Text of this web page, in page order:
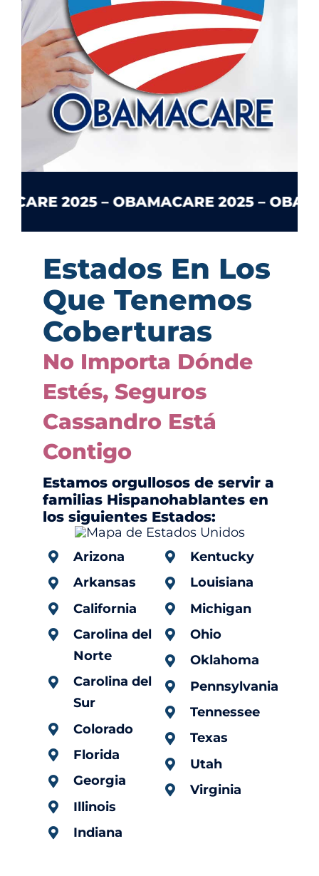
2025 – OBAMACARE 2025 –
Estados En Los
Que Tenemos
Coberturas
No Importa Dónde
Estés, Seguros
Cassandro Está
Contigo
Estamos orgullosos de servir a
familias Hispanohablantes en
los siguientes Estados:
Arizona
Arkansas
California
Carolina del
Norte
Carolina del
Sur
Colorado
Florida
Georgia
Illinois
Indiana
Kentucky
Louisiana
Michigan
Ohio
Oklahoma
Pennsylvania
Tennessee
Texas
Utah
Virginia